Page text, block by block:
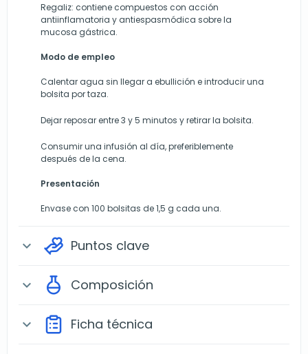
Regaliz: contiene compuestos con acción
antiinflamatoria y antiespasmódica sobre la
mucosa gástrica.
Modo de empleo
Calentar agua sin llegar a ebullición e introducir una
bolsita por taza.
Dejar reposar entre 3 y 5 minutos y retirar la bolsita.
Consumir una infusión al día, preferiblemente
después de la cena.
Presentación
Envase con 100 bolsitas de 1,5 g cada una.
expand_more Puntos clave
expand_more Composición
expand_more Ficha técnica